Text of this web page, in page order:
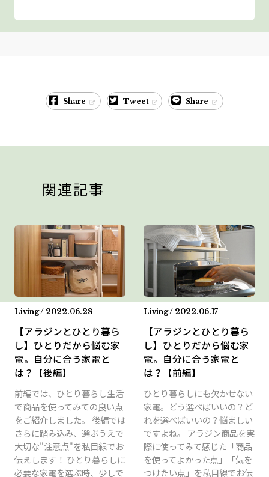
Share Tweet Share
関連記事
Living / 2022.06.28
【アラジンとひとり暮ら
し】ひとりだから悩む家
電。自分に合う家電と
は？【後編】⁡
前編では、ひとり暮らし生活
で商品を使ってみての良い点
をご紹介しました。 後編では
さらに踏み込み、選ぶうえで
大切な"注意点"を私目線でお
伝えします！ ひとり暮らしに
必要な家電を選ぶ時、少しで
Living / 2022.06.17
【アラジンとひとり暮ら
し】ひとりだから悩む家
電。自分に合う家電と
は？【前編】
ひとり暮らしにも欠かせない
家電。どう選べばいいの？ど
れを選べばいいの？悩ましい
ですよね。 アラジン商品を実
際に使ってみて感じた「商品
を使ってよかった点」「気を
つけたい点」を私目線でお伝